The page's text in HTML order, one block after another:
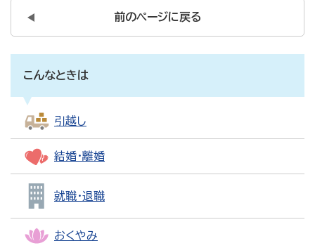
前のページに戻る
こんなときは
引越し
結婚・離婚
就職・退職
おくやみ